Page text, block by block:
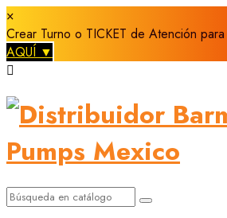
×
Crear Turno o TICKET de Atención
AQUÍ ▼
